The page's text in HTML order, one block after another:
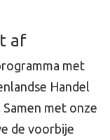
af
met
Handel
met onze
de voorbije